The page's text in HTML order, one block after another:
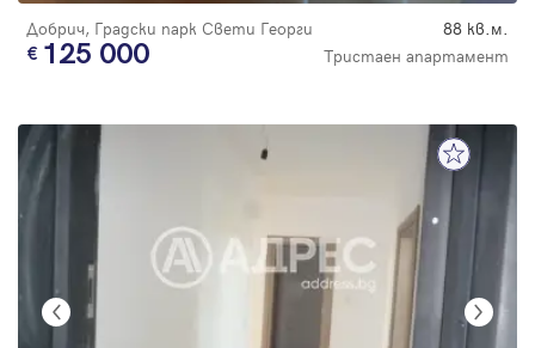
Добрич, Градски парк Свети Георги 88 кв.м.
125 000 Тристаен апартамент